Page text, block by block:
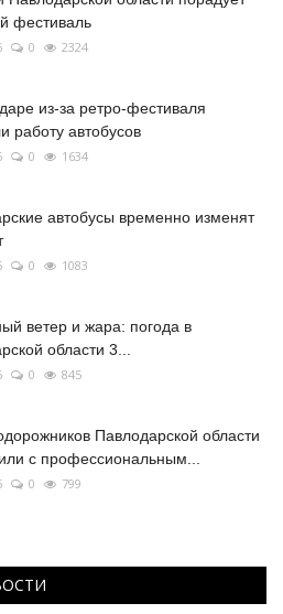
фестиваль
0 2324
из-за ретро-фестиваля
работу автобусов
0 1634
автобусы временно изменят
0 1083
ветер и жара: погода в
области 3...
0 845
Павлодарской области
с профессиональным...
0 799